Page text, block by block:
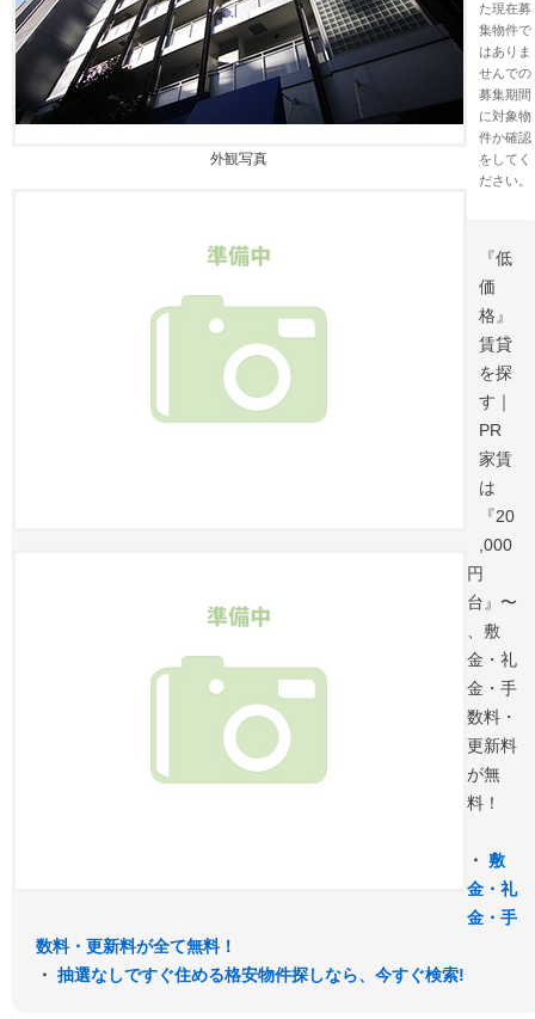
外観写真
た現在募
集物件で
はありま
せんでの
募集期間
に対象物
件か確認
をしてく
ださい。
『低
価
格』
賃貸
を探
す｜
PR
家賃
は
『20
,000
円
台』〜
、敷
金・礼
金・手
数料・
更新料
が無
料！
・ 敷
金・礼
金・手
数料・更新料が全て無料！
・ 抽選なしですぐ住める格安物件探しなら、今すぐ検索!